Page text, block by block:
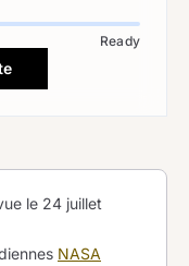
Ready
le 24 juillet
NASA